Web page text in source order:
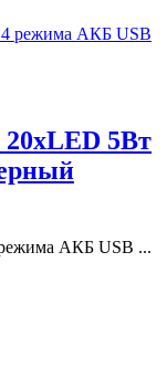
20хLED 5Вт
АКБ USB ...